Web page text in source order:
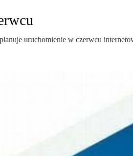
uruchomienie w czerwcu